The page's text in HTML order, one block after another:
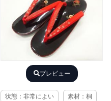
プレビュー
状態：非常によい 素材：桐